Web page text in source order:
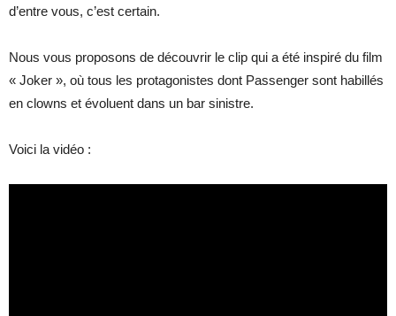
d’entre vous, c’est certain.
Nous vous proposons de découvrir le clip qui a été inspiré du film
« Joker », où tous les protagonistes dont Passenger sont habillés
en clowns et évoluent dans un bar sinistre.
Voici la vidéo :